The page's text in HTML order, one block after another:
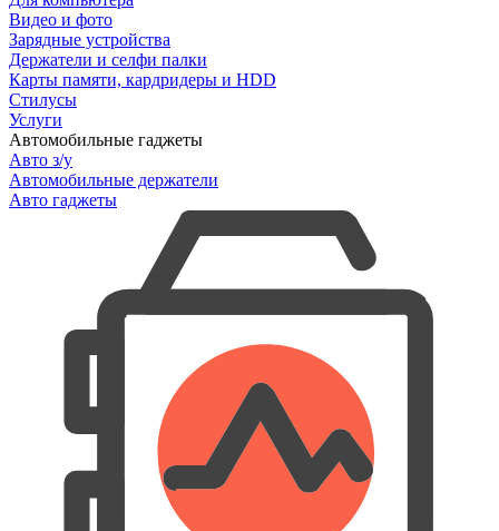
Видео и фото
Зарядные устройства
Держатели и селфи палки
Карты памяти, кардридеры и HDD
Стилусы
Услуги
Автомобильные гаджеты
Авто з/у
Автомобильные держатели
Авто гаджеты